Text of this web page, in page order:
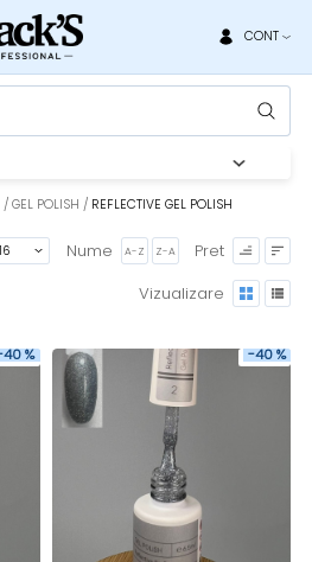
CONT
GEL POLISH REFLECTIVE GEL POLISH
Nume A-Z Z-A
Pret
Vizualizare
% -40 %